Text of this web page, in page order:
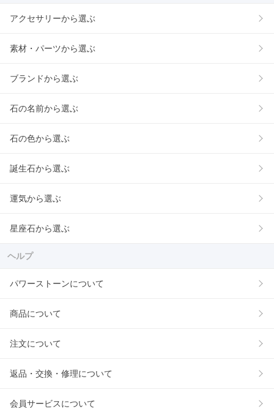
アクセサリーから選ぶ
素材・パーツから選ぶ
ブランドから選ぶ
石の名前から選ぶ
石の色から選ぶ
誕生石から選ぶ
運気から選ぶ
星座石から選ぶ
ヘルプ
パワーストーンについて
商品について
注文について
返品・交換・修理について
会員サービスについて